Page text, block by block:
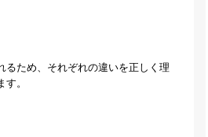
るため、それぞれの違いを正しく理
。